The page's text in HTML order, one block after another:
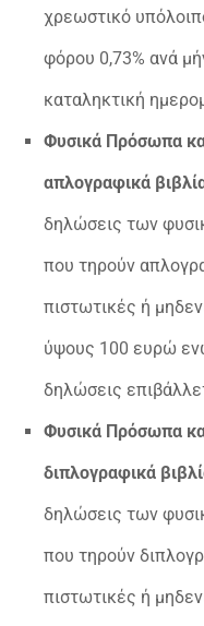
χρεωστικό
φόρου 0,73% ανά
καταληκτική
Φυσικά Πρόσωπα
απλογραφικά
δηλώσεις των
που τηρούν
πιστωτικές ή
ύψους 100 ευρώ
δηλώσεις
Φυσικά Πρόσωπα
διπλογραφικά
δηλώσεις των
που τηρούν
πιστωτικές ή